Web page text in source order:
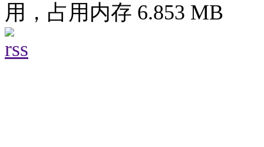
用，占用内存 6.853 MB